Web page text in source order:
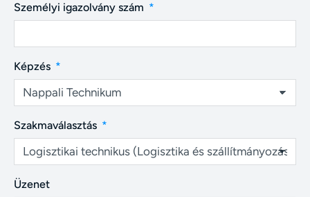
Személyi igazolvány szám
Képzés
Szakmaválasztás
Üzenet